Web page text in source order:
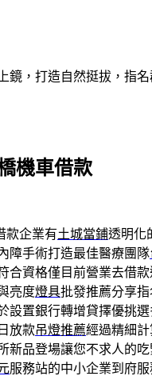
，打造自然挺拔，指
機車借款
款企業有土城當鋪透明化
障手術打造最佳醫療團隊
合資格僅目前營業去借
亮度燈具批發推薦分享
設置銀行轉增貸擇優挑
放款吊燈推薦經過精細
新品登場讓您不求人的
服務站的中小企業到府